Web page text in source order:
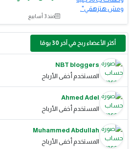
منذ 3 أسابيع
أكثر الأعضاء ربح في آخر 30 يومًا
NBT bloggers
المستخدم أخفى الأرباح
Ahmed Adel
المستخدم أخفى الأرباح
Muhammed Abdullah
المستخدم أخفى الأرباح